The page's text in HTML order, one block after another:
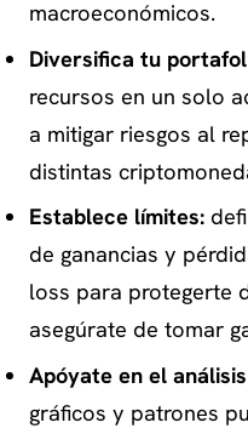
macroeconómicos.
Diversifica tu
recursos en un solo
a mitigar riesgos al
distintas
Establece límites:
de ganancias y
loss para protegerte
asegúrate de tomar
Apóyate en el
gráficos y patrones